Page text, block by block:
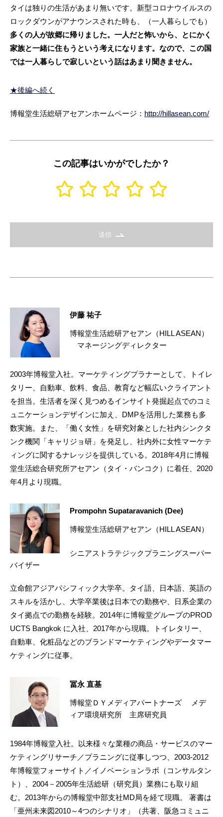
タイは独りの生活があまり無いです。新型コロナウイルスの
ロックダウンがアナウンスされた時も、（一人暮らしでも）
多くの人が故郷に帰りました。一人だと怖いから、とにかく
家族と一緒に住もうという考えになります。なので、この国
では一人暮らしで寂しいという話はあまり聞きません。
★後編へ続く
博報堂生活総研アセアンホームページ： http://hillasean.com/
この記事はいかがでしたか？
送信
伊藤 祐子
博報堂生活総研アセアン（HILL ASEAN）
マネージングディレクター
2003年博報堂入社。マーケティングプラナーとして、トイレ
タリー、自動車、飲料、食品、教育など幅広いクライアント
を担当。生活者を深く見つめるインサイト発掘起点でのコミ
ュニケーションデザインに加え、DMPを活用した業務も多
数実施。また、「働く女性」を研究対象とした社内シンクタ
ンク機関「キャリジョ研」を発足し、社内外に女性マーケテ
ィングに関するナレッジを提供している。2018年4月に博報
堂生活総合研究所アセアン（タイ・バンコク）に着任、2020
年4月より現職。
Prompohn Supataravanich (Dee)
博報堂生活総研アセアン（HILL ASEAN）
シニアストラテジックプラニングスーパー
バイザー
立命館アジアパシフィック大学卒。タイ語、日本語、英語の
スキルを活かし、大学卒業後は日本での勤務や、日系企業の
タイ拠点での勤務を経験。2014年に博報堂グループのPROD
UCTS Bangkok に入社、2017年から現職。トイレタリー、
自動車、化粧品などのブランドマーケティングやデータマー
ケティングに従事。
冨永 直基
博報堂ＤＹメディアパートナーズ メデ
ィア環境研究所 主席研究員
1984年博報堂入社。以来様々な業種の商品・サービスのマー
ケティングリサーチ／プラニングに従事しつつ、2003-2012
年博報堂フォーサイト／イノベーションラボ（コンサルタン
ト）、2004－2005年生活総研（研究員）業務にも取り組
む。2013年からの博報堂中部支社MD局を経て現職。 著書は
「亜州未来図2010～4つのシナリオ」（共著、阪急コミュニ